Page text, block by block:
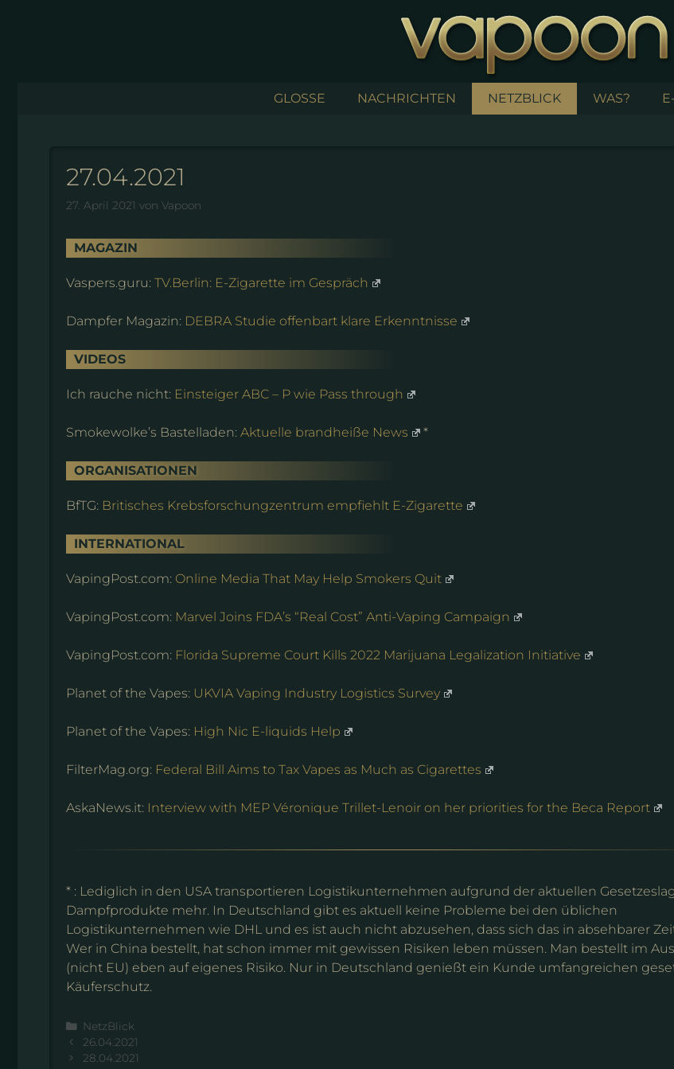
GLOSSE NACHRICHTEN NETZBLICK WAS?
27.04.2021
27. April 2021 von Vapoon
MAGAZIN
Vaspers.guru: TV.Berlin: E-Zigarette im Gespräch
Dampfer Magazin: DEBRA Studie offenbart klare Erkenntnisse
VIDEOS
Ich rauche nicht: Einsteiger ABC – P wie Pass through
Smokewolke’s Bastelladen: Aktuelle brandheiße News *
ORGANISATIONEN
BfTG: Britisches Krebsforschungzentrum empfiehlt E-Zigarette
INTERNATIONAL
VapingPost.com: Online Media That May Help Smokers Quit
VapingPost.com: Marvel Joins FDA’s “Real Cost” Anti-Vaping Campaign
VapingPost.com: Florida Supreme Court Kills 2022 Marijuana Legalization Initiative
Planet of the Vapes: UKVIA Vaping Industry Logistics Survey
Planet of the Vapes: High Nic E-liquids Help
FilterMag.org: Federal Bill Aims to Tax Vapes as Much as Cigarettes
AskaNews.it: Interview with MEP Véronique Trillet-Lenoir on her priorities for the Beca Report
* : Lediglich in den USA transportieren Logistikunternehmen aufgrund der aktuellen
Dampfprodukte mehr. In Deutschland gibt es aktuell keine Probleme bei den üblichen
Logistikunternehmen wie DHL und es ist auch nicht abzusehen, dass sich das in absehbarer
Wer in China bestellt, hat schon immer mit gewissen Risiken leben müssen. Man bestellt im
(nicht EU) eben auf eigenes Risiko. Nur in Deutschland genießt ein Kunde umfangreichen
Käuferschutz.
Kategorien
NetzBlick
26.04.2021
28.04.2021